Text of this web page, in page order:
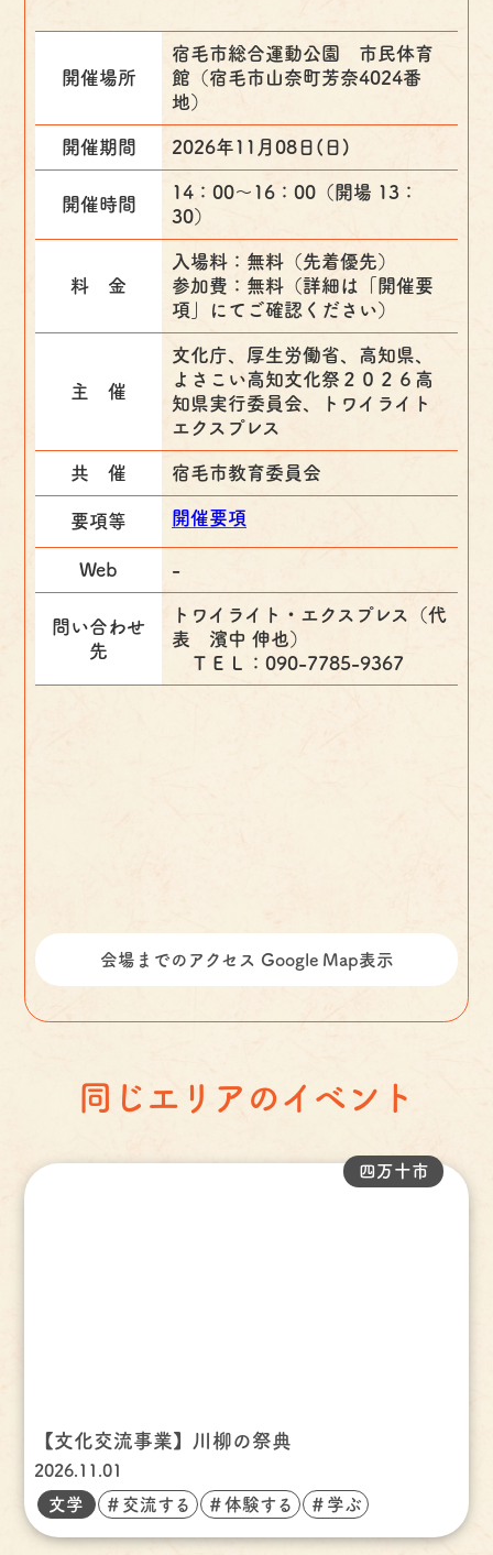
開催場所
宿毛市総合運動公園 市民体育
館（宿毛市山奈町芳奈4024番
地）
開催期間 2026年11月08日(日)
開催時間
14：00～16：00（開場 13：
30）
料 金
入場料：無料（先着優先）
参加費：無料（詳細は「開催要
項」にてご確認ください）
主 催
文化庁、厚生労働省、高知県、
よさこい高知文化祭２０２６高
知県実行委員会、トワイライト
エクスプレス
共 催 宿毛市教育委員会
要項等 開催要項
Web -
問い合わせ
先
トワイライト・エクスプレス（代
表 濱中 伸也）
ＴＥＬ：090-7785-9367
会場までのアクセス Google Map表示
同じエリアのイベント
【文化交流事業】川柳の祭典
2026.11.01
四万十市
文学 ＃交流する ＃体験する ＃学ぶ